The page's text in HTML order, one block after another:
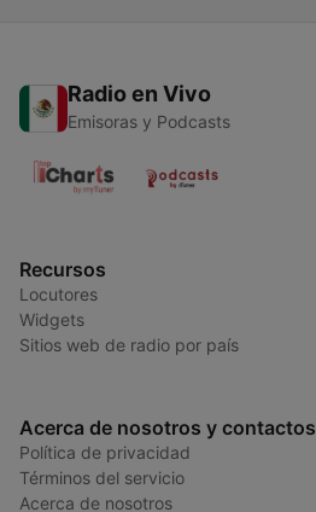
Radio en Vivo
Emisoras y Podcasts
Recursos
Locutores
Widgets
Sitios web de radio por país
Acerca de nosotros y contactos
Política de privacidad
Términos del servicio
Acerca de nosotros